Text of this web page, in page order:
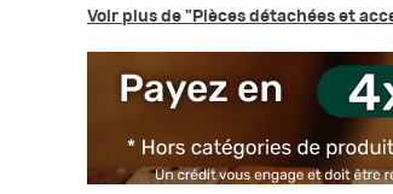
Voir plus de "Pièces détachées et